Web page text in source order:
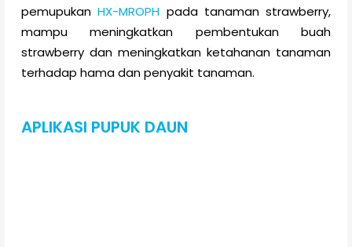
pemupukanHX-MROPH pada tanaman strawberry,
mampu meningkatkan pembentukan buah
strawberry dan meningkatkan ketahanan tanaman
terhadap hama dan penyakit tanaman.
APLIKASI PUPUK DAUN